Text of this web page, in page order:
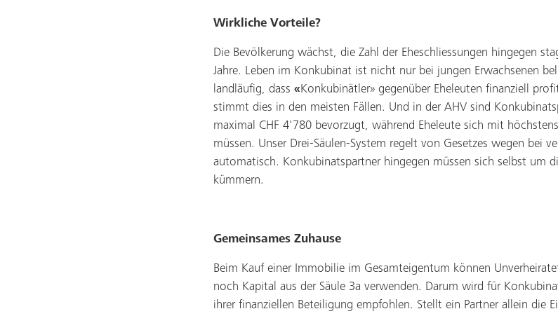
Wirkliche Vorteile?
Die Bevölkerung wächst, die Zahl der Eheschliessungen hingegen
Jahre. Leben im Konkubinat ist nicht nur bei jungen Erwachsenen
landläufig, dass «Konkubinätler» gegenüber Eheleuten finanziell
stimmt dies in den meisten Fällen. Und in der AHV sind
maximal CHF 4'780 bevorzugt, während Eheleute sich mit
müssen. Unser Drei-Säulen-System regelt von Gesetzes wegen bei
automatisch. Konkubinatspartner hingegen müssen sich selbst um
kümmern.
Gemeinsames Zuhause
Beim Kauf einer Immobilie im Gesamteigentum können
noch Kapital aus der Säule 3a verwenden. Darum wird für
ihrer finanziellen Beteiligung empfohlen. Stellt ein Partner allein die